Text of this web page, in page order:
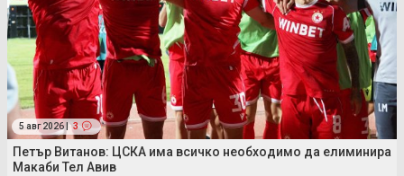
5 авг 2026 | 3
Петър Витанов: ЦСКА има всичко необходимо да елиминира
Макаби Тел Авив